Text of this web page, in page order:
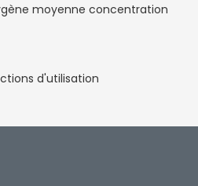
moyenne concentration
d'utilisation